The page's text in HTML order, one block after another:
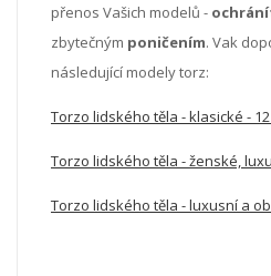
přenos Vašich modelů -
zbytečným poničením. Vak
následující modely torz:
Torzo lidského těla - klasické -
Torzo lidského těla - ženské,
Torzo lidského těla - luxusní a